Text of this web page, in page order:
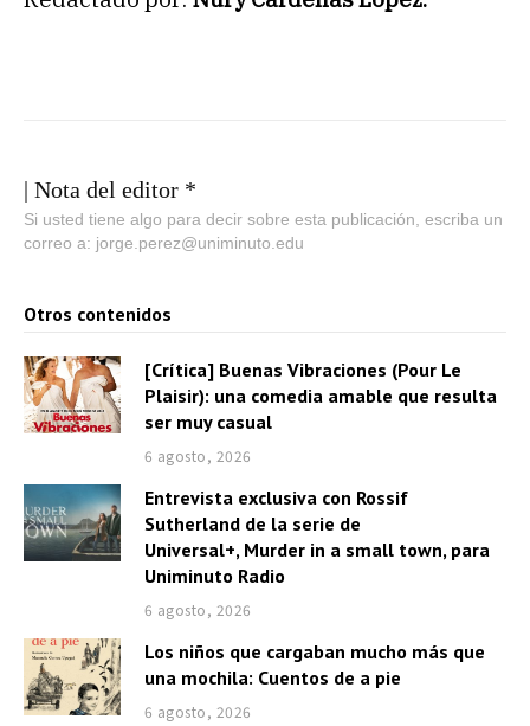
| Nota del editor *
Si usted tiene algo para decir sobre esta publicación, escriba un
correo a: jorge.perez@uniminuto.edu
Otros contenidos
[Crítica] Buenas Vibraciones (Pour Le
Plaisir): una comedia amable que resulta
ser muy casual
6 agosto, 2026
Entrevista exclusiva con Rossif
Sutherland de la serie de
Universal+, Murder in a small town, para
Uniminuto Radio
6 agosto, 2026
Los niños que cargaban mucho más que
una mochila: Cuentos de a pie
6 agosto, 2026